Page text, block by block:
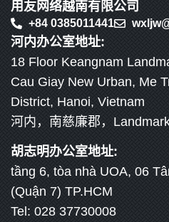
用友网络越南有限公司
+84 0385011441
河内办公室地址:
18 Floor Keangnam
Cau Giay New Urban, Me
District, Hanoi, Vietnam
河内，南慈廉郡，
胡志明办公室地址:
tầng 6, tòa nhà UOA, 06
(Quận 7) TP.HCM
Tel: 028 37730008